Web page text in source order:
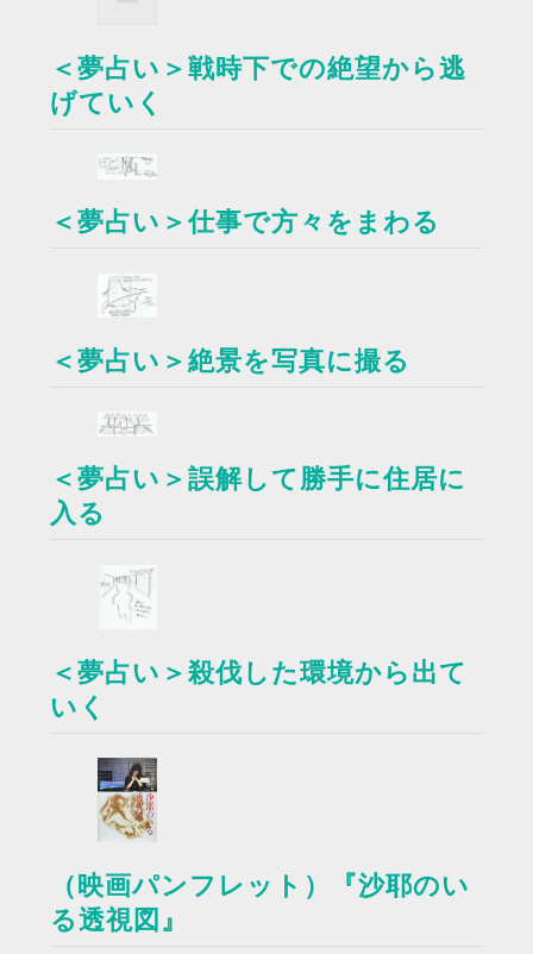
＜夢占い＞戦時下での絶望から逃
げていく
＜夢占い＞仕事で方々をまわる
＜夢占い＞絶景を写真に撮る
＜夢占い＞誤解して勝手に住居に
入る
＜夢占い＞殺伐した環境から出て
いく
（映画パンフレット）『沙耶のい
る透視図』